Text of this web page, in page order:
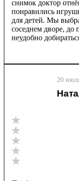
снимок доктор
понравились
для детей. Мы
соседнем дворе,
неудобно
20